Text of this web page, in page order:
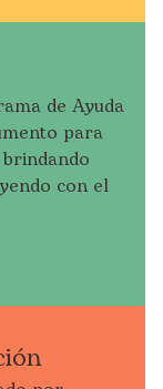
de Ayuda
para
con el